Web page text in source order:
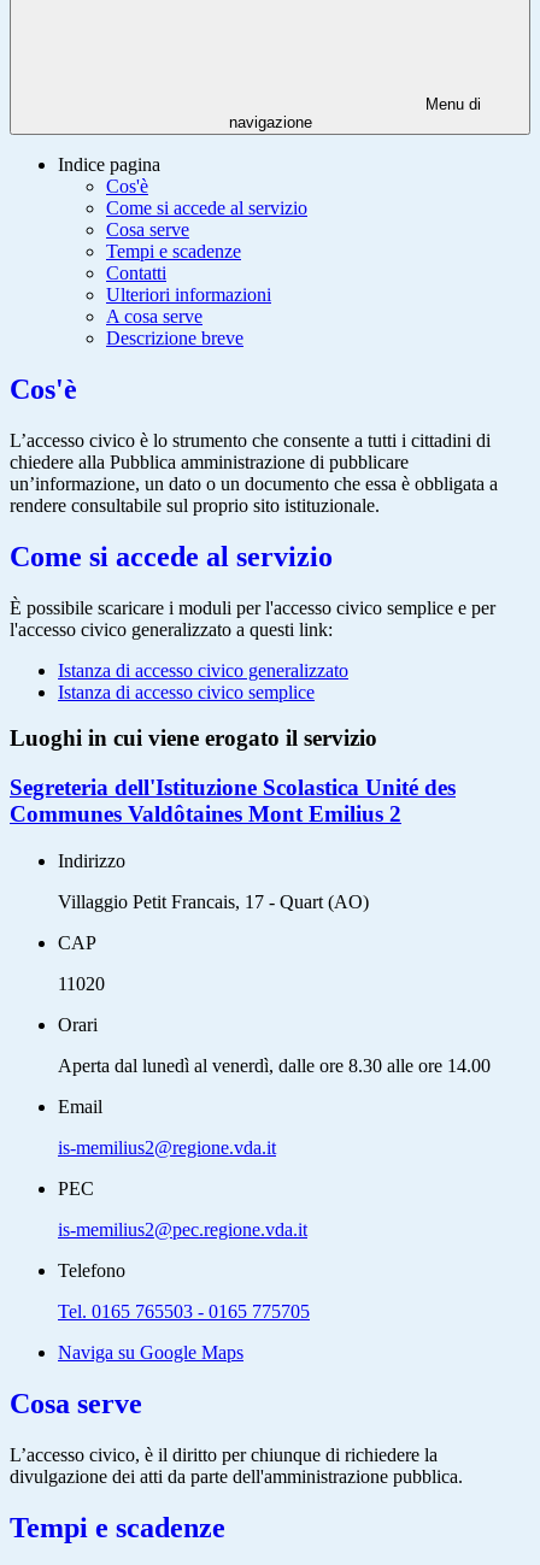
Menu di
navigazione
Indice pagina
Cos'è
Come si accede al servizio
Cosa serve
Tempi e scadenze
Contatti
Ulteriori informazioni
A cosa serve
Descrizione breve
Cos'è
L’accesso civico è lo strumento che consente a tutti i cittadini di
chiedere alla Pubblica amministrazione di pubblicare
un’informazione, un dato o un documento che essa è obbligata a
rendere consultabile sul proprio sito istituzionale.
Come si accede al servizio
È possibile scaricare i moduli per l'accesso civico semplice e per
l'accesso civico generalizzato a questi link:
Istanza di accesso civico generalizzato
Istanza di accesso civico semplice
Luoghi in cui viene erogato il servizio
Segreteria dell'Istituzione Scolastica Unité des
Communes Valdôtaines Mont Emilius 2
Indirizzo
Villaggio Petit Francais, 17 - Quart (AO)
CAP
11020
Orari
Aperta dal lunedì al venerdì, dalle ore 8.30 alle ore 14.00
Email
is-memilius2@regione.vda.it
PEC
is-memilius2@pec.regione.vda.it
Telefono
Tel. 0165 765503 - 0165 775705
Naviga su Google Maps
Cosa serve
L’accesso civico, è il diritto per chiunque di richiedere la
divulgazione dei atti da parte dell'amministrazione pubblica.
Tempi e scadenze